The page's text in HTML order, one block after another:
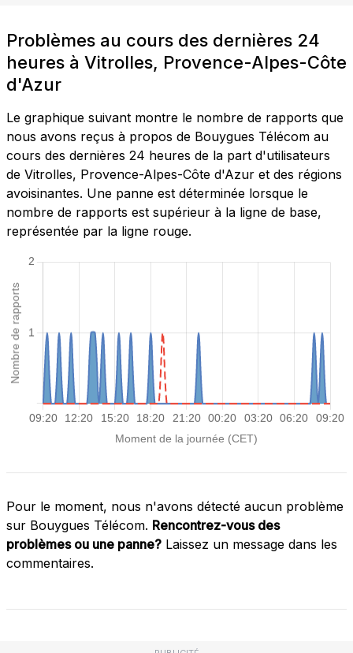
Problèmes au cours des dernières 24
heures à Vitrolles, Provence-Alpes-Côte
d'Azur
Le graphique suivant montre le nombre de rapports que
nous avons reçus à propos de Bouygues Télécom au
cours des dernières 24 heures de la part d'utilisateurs
de Vitrolles, Provence-Alpes-Côte d'Azur et des régions
avoisinantes. Une panne est déterminée lorsque le
nombre de rapports est supérieur à la ligne de base,
représentée par la ligne rouge.
Pour le moment, nous n'avons détecté aucun problème
sur Bouygues Télécom. Rencontrez-vous des
problèmes ou une panne? Laissez un message dans les
commentaires.